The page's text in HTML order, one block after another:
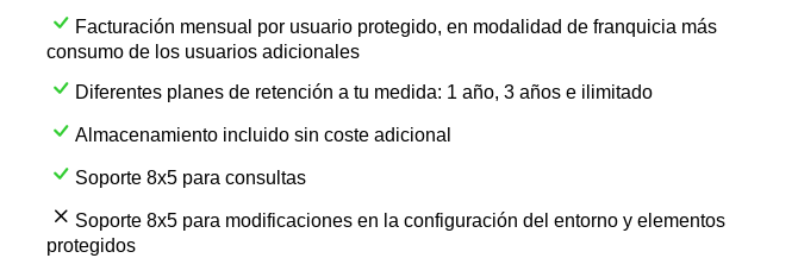
Facturación mensual por usuario protegido, en modalidad de franquicia más
consumo de los usuarios adicionales
Diferentes planes de retención a tu medida: 1 año, 3 años e ilimitado
Almacenamiento incluido sin coste adicional
Soporte 8x5 para consultas
Soporte 8x5 para modificaciones en la configuración del entorno y elementos
protegidos